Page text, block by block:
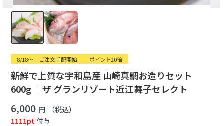
8/18〜｜ご注文手配開始 ポイント20倍
新鮮で上質な宇和島産 山崎真鯛お造りセット
600g ｜ザ グランリゾート近江舞子セレクト
6,000 円
（税込）
1111pt 付与